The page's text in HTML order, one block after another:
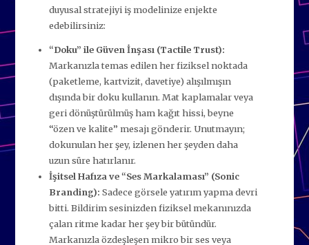
duyusal stratejiyi iş modelinize enjekte
edebilirsiniz:
“Doku” ile Güven İnşası (Tactile Trust):
Markanızla temas edilen her fiziksel noktada
(paketleme, kartvizit, davetiye) alışılmışın
dışında bir doku kullanın. Mat kaplamalar veya
geri dönüştürülmüş ham kağıt hissi, beyne
“özen ve kalite” mesajı gönderir. Unutmayın;
dokunulan her şey, izlenen her şeyden daha
uzun süre hatırlanır.
İşitsel Hafıza ve “Ses Markalaması” (Sonic
Branding): Sadece görsele yatırım yapma devri
bitti. Bildirim sesinizden fiziksel mekanınızda
çalan ritme kadar her şey bir bütündür.
Markanızla özdeşleşen mikro bir ses veya